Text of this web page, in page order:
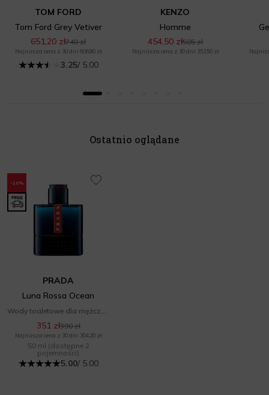
TOM FORD
Tom Ford Grey Vetiver
651,20 zł740 zł
Najniższa cena z 30 dni: 606,80 zł
3.25/ 5.00
KENZO
Homme
454,50 zł505 zł
Najniższa cena z 30 dni: 353,50 zł
Ostatnio oglądane
-10%
PRADA
Luna Rossa Ocean
351 zł390 zł
Najniższa cena z 30 dni: 304,20 zł
50 ml (dostępne 2
pojemności)
5.00/ 5.00